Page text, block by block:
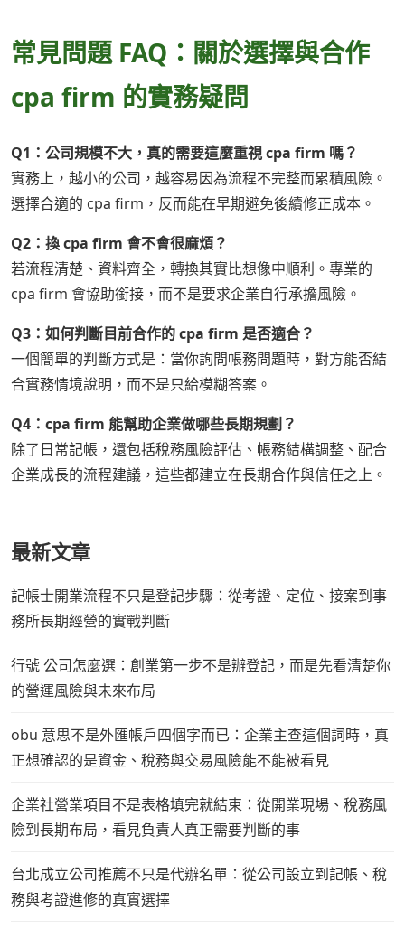
常見問題 FAQ：關於選擇與合作
cpa firm 的實務疑問
Q1：公司規模不大，真的需要這麼重視 cpa firm 嗎？
實務上，越小的公司，越容易因為流程不完整而累積風險。
選擇合適的 cpa firm，反而能在早期避免後續修正成本。
Q2：換 cpa firm 會不會很麻煩？
若流程清楚、資料齊全，轉換其實比想像中順利。專業的
cpa firm 會協助銜接，而不是要求企業自行承擔風險。
Q3：如何判斷目前合作的 cpa firm 是否適合？
一個簡單的判斷方式是：當你詢問帳務問題時，對方能否結
合實務情境說明，而不是只給模糊答案。
Q4：cpa firm 能幫助企業做哪些長期規劃？
除了日常記帳，還包括稅務風險評估、帳務結構調整、配合
企業成長的流程建議，這些都建立在長期合作與信任之上。
最新文章
記帳士開業流程不只是登記步驟：從考證、定位、接案到事
務所長期經營的實戰判斷
行號 公司怎麼選：創業第一步不是辦登記，而是先看清楚你
的營運風險與未來布局
obu 意思不是外匯帳戶四個字而已：企業主查這個詞時，真
正想確認的是資金、稅務與交易風險能不能被看見
企業社營業項目不是表格填完就結束：從開業現場、稅務風
險到長期布局，看見負責人真正需要判斷的事
台北成立公司推薦不只是代辦名單：從公司設立到記帳、稅
務與考證進修的真實選擇